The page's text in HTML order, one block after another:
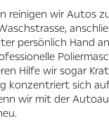
reinigen wir Autos
persönlich Hand
Hilfe wir sogar
konzentriert sich
wir mit der